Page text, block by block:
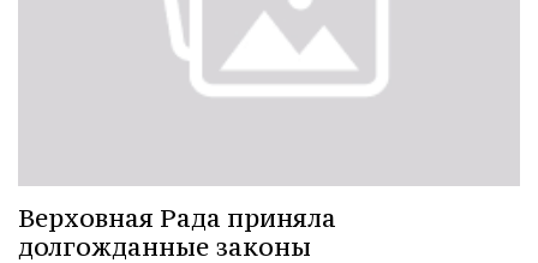
Верховная Рада приняла
долгожданные законы